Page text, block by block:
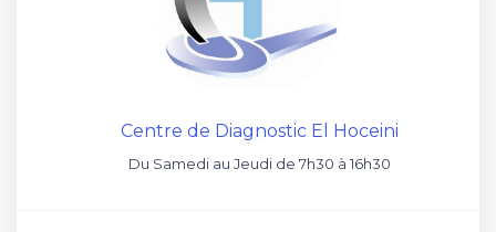
Centre de Diagnostic El Hoceini
Du Samedi au Jeudi de 7h30 à 16h30